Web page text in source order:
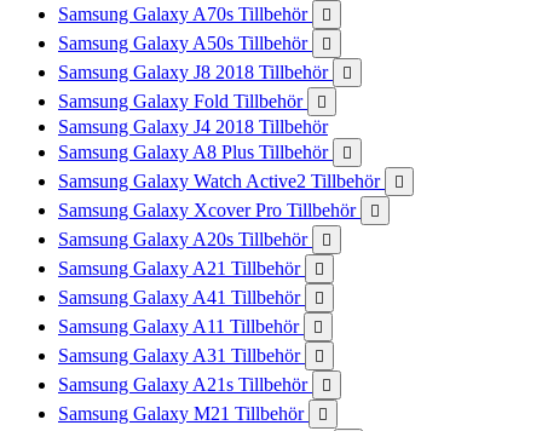
Samsung Galaxy A70s Tillbehör 
Samsung Galaxy A50s Tillbehör 
Samsung Galaxy J8 2018 Tillbehör 
Samsung Galaxy Fold Tillbehör 
Samsung Galaxy J4 2018 Tillbehör
Samsung Galaxy A8 Plus Tillbehör

Samsung Galaxy Watch Active2 Tillbehör 
Samsung Galaxy Xcover Pro Tillbehör 
Samsung Galaxy A20s Tillbehör 
Samsung Galaxy A21 Tillbehör 
Samsung Galaxy A41 Tillbehör 
Samsung Galaxy A11 Tillbehör 
Samsung Galaxy A31 Tillbehör 
Samsung Galaxy A21s Tillbehör 
Samsung Galaxy M21 Tillbehör 